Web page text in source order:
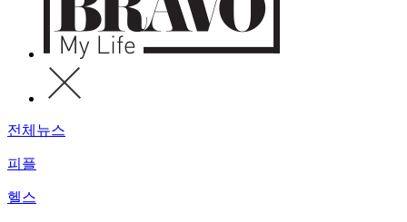
전체뉴스
피플
헬스